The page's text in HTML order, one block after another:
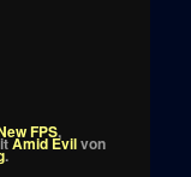
FPS,
Amid Evilvon
.